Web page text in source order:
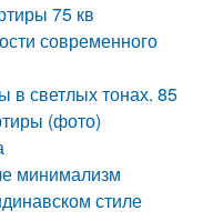
75 кв
современного
в светлых тонах. 85
(фото)
минимализм
стиле